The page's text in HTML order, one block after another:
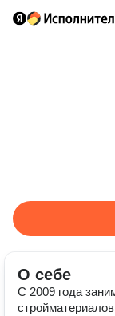
О себе
С 2009 года